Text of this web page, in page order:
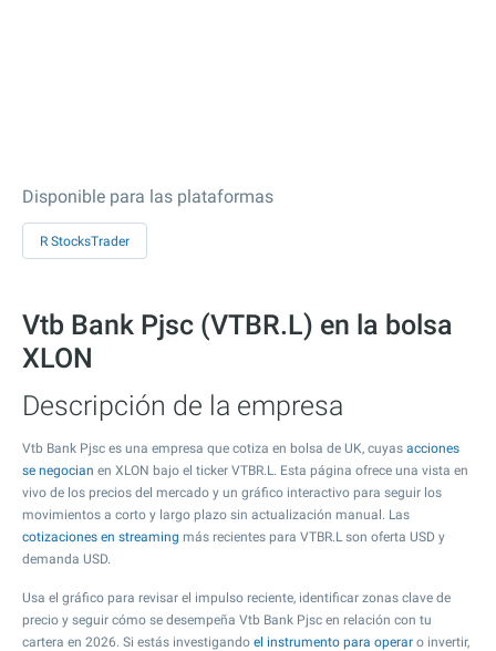
Disponible para las plataformas
R StocksTrader
Vtb Bank Pjsc (VTBR.L) en la bolsa
XLON
Descripción de la empresa
Vtb Bank Pjsc es una empresa que cotiza en bolsa de UK, cuyas acciones
se negocian en XLON bajo el ticker VTBR.L. Esta página ofrece una vista en
vivo de los precios del mercado y un gráfico interactivo para seguir los
movimientos a corto y largo plazo sin actualización manual. Las
cotizaciones en streaming más recientes para VTBR.L son oferta USD y
demanda USD.
Usa el gráfico para revisar el impulso reciente, identificar zonas clave de
precio y seguir cómo se desempeña Vtb Bank Pjsc en relación con tu
cartera en 2026. Si estás investigando el instrumento para operar o invertir,